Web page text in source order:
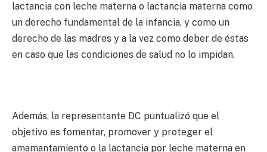
lactancia con leche materna o lactancia materna como
un derecho fundamental de la infancia, y como un
derecho de las madres y a la vez como deber de éstas
en caso que las condiciones de salud no lo impidan.
Además, la representante DC puntualizó que el
objetivo es fomentar, promover y proteger el
amamantamiento o la lactancia por leche materna en